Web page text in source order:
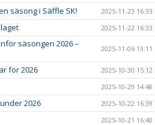
säsong i Säffle SK! 2025-11-23 16:33
2025-11-22 16:33
säsongen 2026 –
2025-11-06 13:11
för 2026
2025-10-30 15:12
2025-10-29 14:48
2026
2025-10-22 16:39
2025-10-21 16:40